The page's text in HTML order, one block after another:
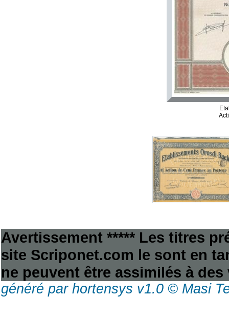
Avertissement ***** Les titres
site Scriponet.com le sont en
ne peuvent être assimilés à
généré par hortensys v1.0 © Masi